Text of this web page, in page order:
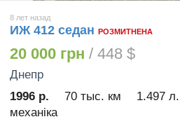
8 лет назад
ИЖ 412 седан РОЗМИТНЕНА
20 000 грн / 448 $
Днепр
1996 р.
70 тыс. км 1.497
механіка